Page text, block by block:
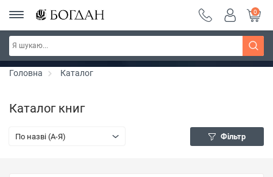
РОЗПРОДАЖ ~ 150 грн ~ 200 грн ~ 250 грн ~
300 грн ~ РОЗПРОДАЖ
Дізнатись більше
0
Головна Каталог
Каталог книг
По назві (A-Я) Фільтр